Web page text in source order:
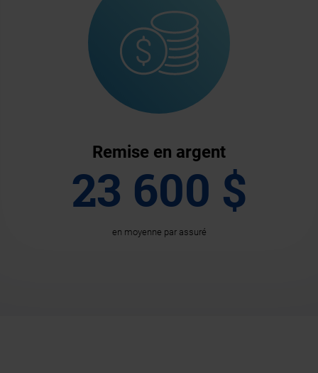
Remise en argent
23 600 $
en moyenne par assuré